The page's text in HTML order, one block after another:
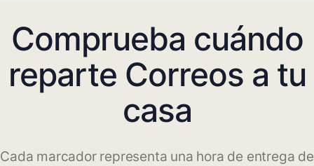
Comprueba cuándo
reparte Correos a tu
casa
Cada marcador representa una hora de entrega de